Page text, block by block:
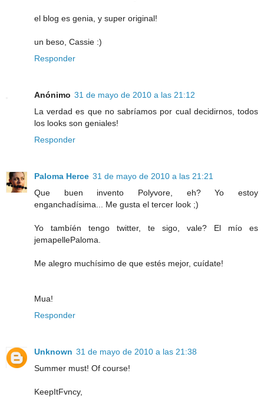
el blog es genia, y super original!
un beso, Cassie :)
Responder
Anónimo 31 de mayo de 2010 a las 21:12
La verdad es que no sabríamos por cual decidirnos, todos
los looks son geniales!
Responder
Paloma Herce 31 de mayo de 2010 a las 21:21
Que buen invento Polyvore, eh? Yo estoy
enganchadísima... Me gusta el tercer look ;)
Yo tambíén tengo twitter, te sigo, vale? El mío es
jemapellePaloma.
Me alegro muchísimo de que estés mejor, cuídate!
Mua!
Responder
Unknown 31 de mayo de 2010 a las 21:38
Summer must! Of course!
KeepItFvncy,